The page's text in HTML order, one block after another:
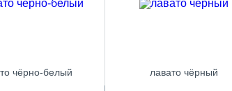
чёрно-белый лавато чёрный